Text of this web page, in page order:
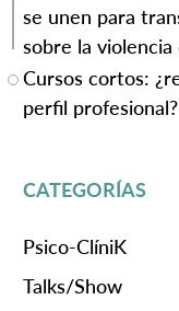
se unen para
sobre la
Cursos cortos:
perfil profesional?
CATEGORÍAS
Psico-ClíniK
Talks/Show